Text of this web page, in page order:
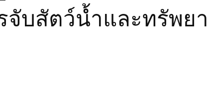
จับสัตว์น้ำและทรัพย